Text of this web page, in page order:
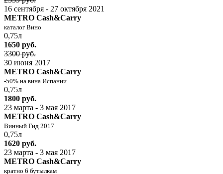
16 сентября - 27 октября 2021
METRO Cash&Carry
каталог Вино
0,75л
1650 руб.
3300 руб.
30 июня 2017
METRO Cash&Carry
-50% на вина Испании
0,75л
1800 руб.
23 марта - 3 мая 2017
METRO Cash&Carry
Винный Гид 2017
0,75л
1620 руб.
23 марта - 3 мая 2017
METRO Cash&Carry
кратно 6 бутылкам